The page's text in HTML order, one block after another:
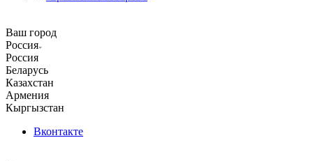
Ваш город
Россия
Россия
Беларусь
Казахстан
Армения
Кыргызстан
Вконтакте